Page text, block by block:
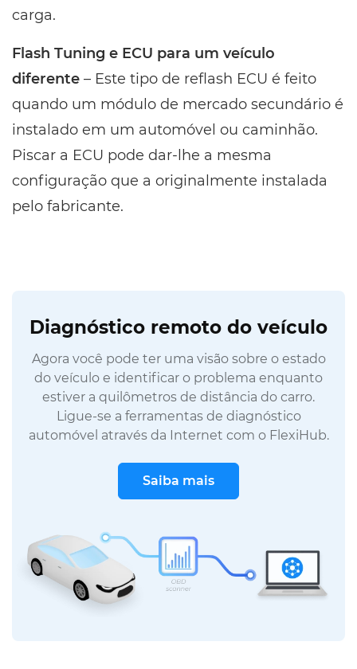
carga.
Flash Tuning e ECU para um veículo
diferente – Este tipo de reflash ECU é feito
quando um módulo de mercado secundário é
instalado em um automóvel ou caminhão.
Piscar a ECU pode dar-lhe a mesma
configuração que a originalmente instalada
pelo fabricante.
Diagnóstico remoto do veículo
Agora você pode ter uma visão sobre o estado
do veículo e identificar o problema enquanto
estiver a quilômetros de distância do carro.
Ligue-se a ferramentas de diagnóstico
automóvel através da Internet com o FlexiHub.
Saiba mais